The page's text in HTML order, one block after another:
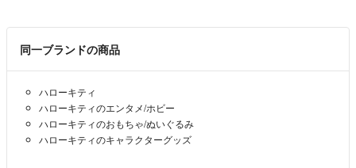
同一ブランドの商品
ハローキティ
ハローキティのエンタメ/ホビー
ハローキティのおもちゃ/ぬいぐるみ
ハローキティのキャラクターグッズ